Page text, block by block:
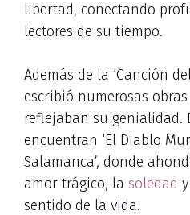
libertad, conectando
lectores de su tiempo.
Además de la ‘Canción
escribió numerosas
reflejaban su genialidad.
encuentran ‘El Diablo
Salamanca’, donde
amor trágico, la soledad
sentido de la vida.